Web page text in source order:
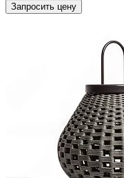
Запросить цену